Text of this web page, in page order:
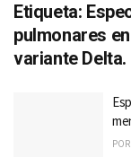
Etiqueta:
pulmonares
variante Delta.
POR